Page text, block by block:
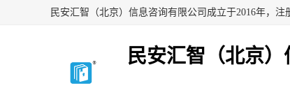
民安汇智（北京